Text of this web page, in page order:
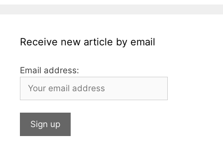
Receive new article by email
Email address: